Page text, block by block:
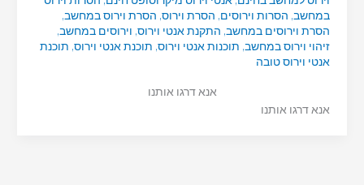
במחשב, הסרות וירוסים, הסרת וירוס, הסרת וירוס במחשב,
הסרת וירוסים במחשב, התקנת אנטי וירוס, וירוסים במחשב,
זיהוי וירוס במחשב, תוכנות אנטי וירוס, תוכנת אנטי וירוס, תוכנת
אנטי וירוס טובה
אנא דרגו אותנו
אנא דרגו אותנו